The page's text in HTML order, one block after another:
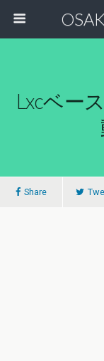
Lxcベー
Share